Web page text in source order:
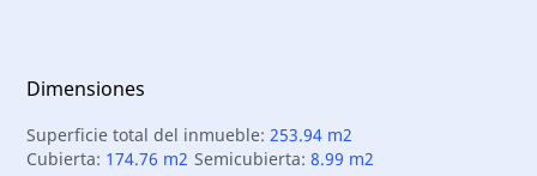
Dimensiones
Superficie total del inmueble:253.94 m2
Cubierta: 174.76 m2 Semicubierta:8.99 m2